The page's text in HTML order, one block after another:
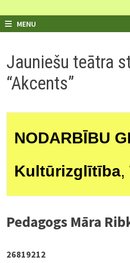
MENU
Jauniešu teātra
“Akcents”
NODARBĪBU
Kultūrizglītība,
Pedagogs Māra
26819212